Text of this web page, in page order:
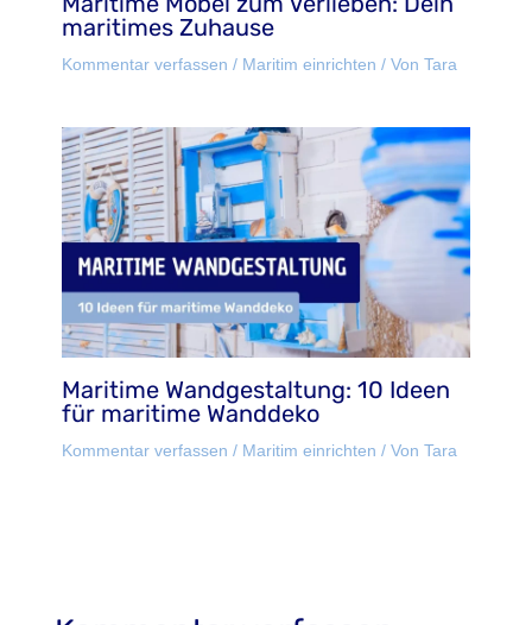
maritimes Zuhause
Kommentar verfassen / Maritim einrichten / Von Tara
Maritime Wandgestaltung: 10 Ideen
für maritime Wanddeko
Kommentar verfassen / Maritim einrichten / Von Tara